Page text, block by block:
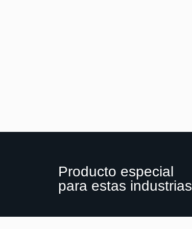
Producto especial
para estas industrias